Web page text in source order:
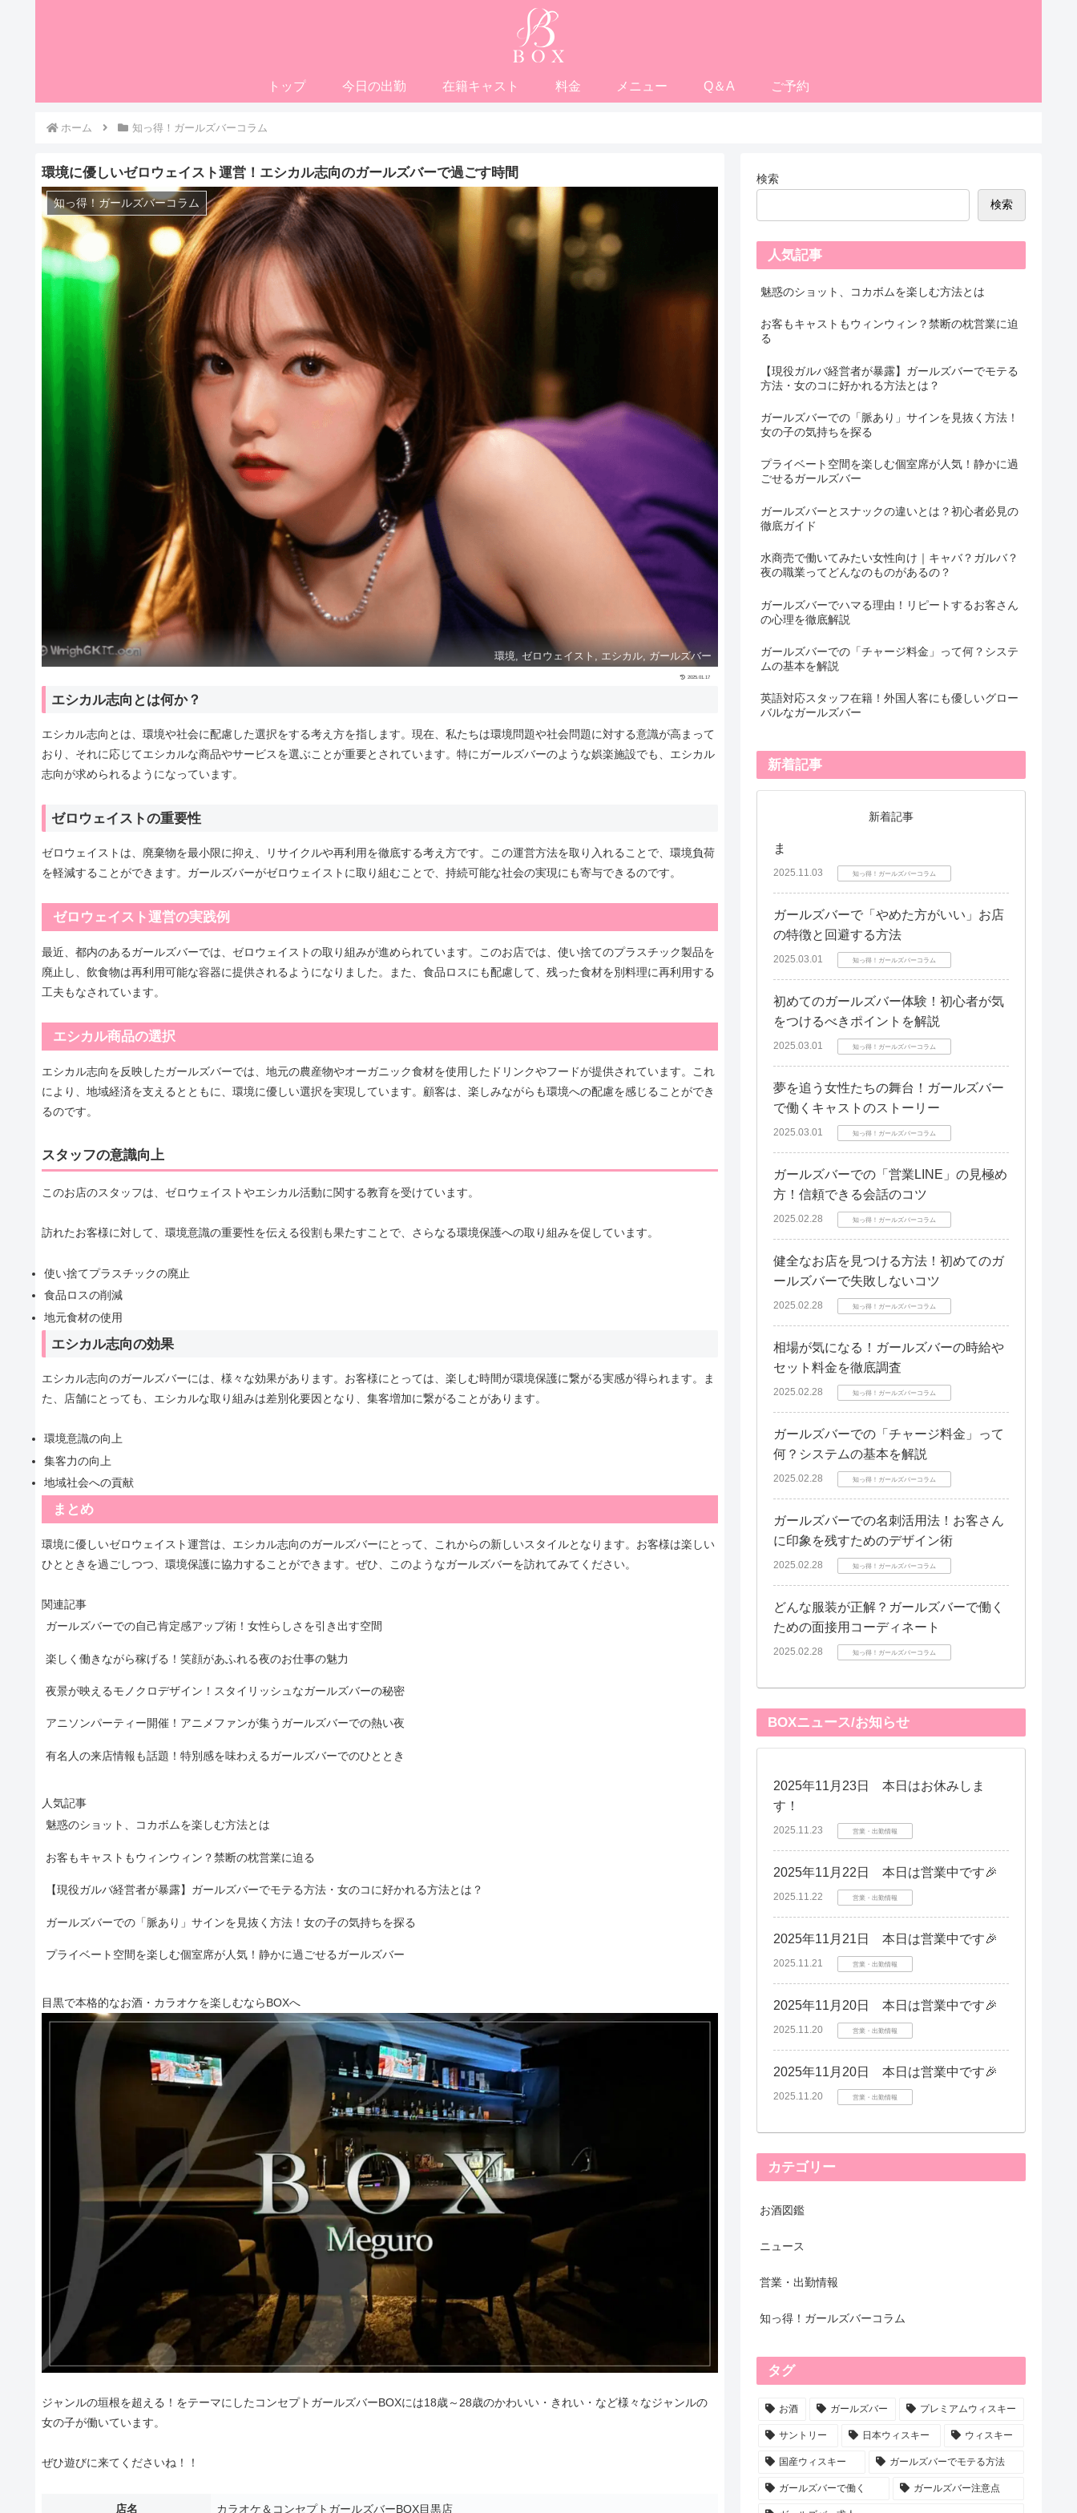
トップ 今日の出勤 在籍キャスト 料金 メニュー Q＆A ご予約
ホーム 知っ得！ガールズバーコラム
環境に優しいゼロウェイスト運営！エシカル志向のガールズバーで過ごす時間
知っ得！ガールズバーコラム
環境, ゼロウェイスト, エシカル, ガールズバー
2025.01.17
エシカル志向とは何か？
エシカル志向とは、環境や社会に配慮した選択をする考え方を指します。現在、私たちは環境問題や社会問題に対する意識が高まって
おり、それに応じてエシカルな商品やサービスを選ぶことが重要とされています。特にガールズバーのような娯楽施設でも、エシカル
志向が求められるようになっています。
ゼロウェイストの重要性
ゼロウェイストは、廃棄物を最小限に抑え、リサイクルや再利用を徹底する考え方です。この運営方法を取り入れることで、環境負荷
を軽減することができます。ガールズバーがゼロウェイストに取り組むことで、持続可能な社会の実現にも寄与できるのです。
ゼロウェイスト運営の実践例
最近、都内のあるガールズバーでは、ゼロウェイストの取り組みが進められています。このお店では、使い捨てのプラスチック製品を
廃止し、飲食物は再利用可能な容器に提供されるようになりました。また、食品ロスにも配慮して、残った食材を別料理に再利用する
工夫もなされています。
エシカル商品の選択
エシカル志向を反映したガールズバーでは、地元の農産物やオーガニック食材を使用したドリンクやフードが提供されています。これ
により、地域経済を支えるとともに、環境に優しい選択を実現しています。顧客は、楽しみながらも環境への配慮を感じることができ
るのです。
スタッフの意識向上
このお店のスタッフは、ゼロウェイストやエシカル活動に関する教育を受けています。
訪れたお客様に対して、環境意識の重要性を伝える役割も果たすことで、さらなる環境保護への取り組みを促しています。
使い捨てプラスチックの廃止
食品ロスの削減
地元食材の使用
エシカル志向の効果
エシカル志向のガールズバーには、様々な効果があります。お客様にとっては、楽しむ時間が環境保護に繋がる実感が得られます。ま
た、店舗にとっても、エシカルな取り組みは差別化要因となり、集客増加に繋がることがあります。
環境意識の向上
集客力の向上
地域社会への貢献
まとめ
環境に優しいゼロウェイスト運営は、エシカル志向のガールズバーにとって、これからの新しいスタイルとなります。お客様は楽しい
ひとときを過ごしつつ、環境保護に協力することができます。ぜひ、このようなガールズバーを訪れてみてください。
関連記事
ガールズバーでの自己肯定感アップ術！女性らしさを引き出す空間
楽しく働きながら稼げる！笑顔があふれる夜のお仕事の魅力
夜景が映えるモノクロデザイン！スタイリッシュなガールズバーの秘密
アニソンパーティー開催！アニメファンが集うガールズバーでの熱い夜
有名人の来店情報も話題！特別感を味わえるガールズバーでのひととき
人気記事
魅惑のショット、コカボムを楽しむ方法とは
お客もキャストもウィンウィン？禁断の枕営業に迫る
【現役ガルバ経営者が暴露】ガールズバーでモテる方法・女のコに好かれる方法とは？
ガールズバーでの「脈あり」サインを見抜く方法！女の子の気持ちを探る
プライベート空間を楽しむ個室席が人気！静かに過ごせるガールズバー
目黒で本格的なお酒・カラオケを楽しむならBOXへ
ジャンルの垣根を超える！をテーマにしたコンセプトガールズバーBOXには18歳～28歳のかわいい・きれい・など様々なジャンルの
女の子が働いています。
ぜひ遊びに来てくださいね！！
店名 カラオケ＆コンセプトガールズバーBOX目黒店
検索
検索
人気記事
魅惑のショット、コカボムを楽しむ方法とは
お客もキャストもウィンウィン？禁断の枕営業に迫
る
【現役ガルバ経営者が暴露】ガールズバーでモテる
方法・女のコに好かれる方法とは？
ガールズバーでの「脈あり」サインを見抜く方法！
女の子の気持ちを探る
プライベート空間を楽しむ個室席が人気！静かに過
ごせるガールズバー
ガールズバーとスナックの違いとは？初心者必見の
徹底ガイド
水商売で働いてみたい女性向け｜キャバ？ガルバ？
夜の職業ってどんなのものがあるの？
ガールズバーでハマる理由！リピートするお客さん
の心理を徹底解説
ガールズバーでの「チャージ料金」って何？システ
ムの基本を解説
英語対応スタッフ在籍！外国人客にも優しいグロー
バルなガールズバー
新着記事
新着記事
ま
2025.11.03 知っ得！ガールズバーコラム
ガールズバーで「やめた方がいい」お店
の特徴と回避する方法
2025.03.01 知っ得！ガールズバーコラム
初めてのガールズバー体験！初心者が気
をつけるべきポイントを解説
2025.03.01 知っ得！ガールズバーコラム
夢を追う女性たちの舞台！ガールズバー
で働くキャストのストーリー
2025.03.01 知っ得！ガールズバーコラム
ガールズバーでの「営業LINE」の見極め
方！信頼できる会話のコツ
2025.02.28 知っ得！ガールズバーコラム
健全なお店を見つける方法！初めてのガ
ールズバーで失敗しないコツ
2025.02.28 知っ得！ガールズバーコラム
相場が気になる！ガールズバーの時給や
セット料金を徹底調査
2025.02.28 知っ得！ガールズバーコラム
ガールズバーでの「チャージ料金」って
何？システムの基本を解説
2025.02.28 知っ得！ガールズバーコラム
ガールズバーでの名刺活用法！お客さん
に印象を残すためのデザイン術
2025.02.28 知っ得！ガールズバーコラム
どんな服装が正解？ガールズバーで働く
ための面接用コーディネート
2025.02.28 知っ得！ガールズバーコラム
BOXニュース/お知らせ
2025年11月23日 本日はお休みしま
す！
2025.11.23 営業・出勤情報
2025年11月22日 本日は営業中です🎉
2025.11.22 営業・出勤情報
2025年11月21日 本日は営業中です🎉
2025.11.21 営業・出勤情報
2025年11月20日 本日は営業中です🎉
2025.11.20 営業・出勤情報
2025年11月20日 本日は営業中です🎉
2025.11.20 営業・出勤情報
カテゴリー
お酒図鑑
ニュース
営業・出勤情報
知っ得！ガールズバーコラム
タグ
お酒 ガールズバー プレミアムウィスキー
サントリー 日本ウィスキー ウィスキー
国産ウィスキー ガールズバーでモテる方法
ガールズバーで働く ガールズバー注意点